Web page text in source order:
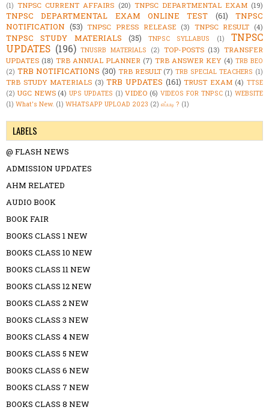
(1) TNPSC CURRENT AFFAIRS (20) TNPSC DEPARTMENTAL EXAM (19)
TNPSC DEPARTMENTAL EXAM ONLINE TEST (61)
TNPSC
NOTIFICATION (53) TNPSC PRESS RELEASE (3) TNPSC RESULT (4)
TNPSC STUDY MATERIALS (35) TNPSC SYLLABUS (1)
TNPSC
UPDATES (196) TNUSRB MATERIALS (2) TOP-POSTS (13) TRANSFER
UPDATES (18) TRB ANNUAL PLANNER (7) TRB ANSWER KEY (4) TRB BEO
(2) TRB NOTIFICATIONS (30) TRB RESULT (7) TRB SPECIAL TEACHERS (1)
TRB STUDY MATERIALS (3) TRB UPDATES (161) TRUST EXAM (4) TTSE
(2) UGC NEWS (4) UPS UPDATES (1) VIDEO (6) VIDEOS FOR TNPSC (1) WEBSITE
(1) What's New. (1) WHATSAPP UPLOAD 2023 (2) எப்படி ? (1)
LABELS
@ FLASH NEWS
ADMISSION UPDATES
AHM RELATED
AUDIO BOOK
BOOK FAIR
BOOKS CLASS 1 NEW
BOOKS CLASS 10 NEW
BOOKS CLASS 11 NEW
BOOKS CLASS 12 NEW
BOOKS CLASS 2 NEW
BOOKS CLASS 3 NEW
BOOKS CLASS 4 NEW
BOOKS CLASS 5 NEW
BOOKS CLASS 6 NEW
BOOKS CLASS 7 NEW
BOOKS CLASS 8 NEW